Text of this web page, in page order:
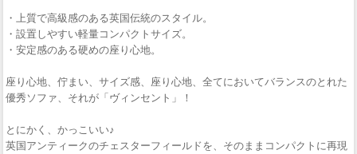
・上質で高級感のある英国伝統のスタイル。
・設置しやすい軽量コンパクトサイズ。
・安定感のある硬めの座り心地。
座り心地、佇まい、サイズ感、座り心地、全てにおいてバランスのとれた
優秀ソファ、それが「ヴィンセント」！
とにかく、かっこいい♪
英国アンティークのチェスターフィールドを、そのままコンパクトに再現